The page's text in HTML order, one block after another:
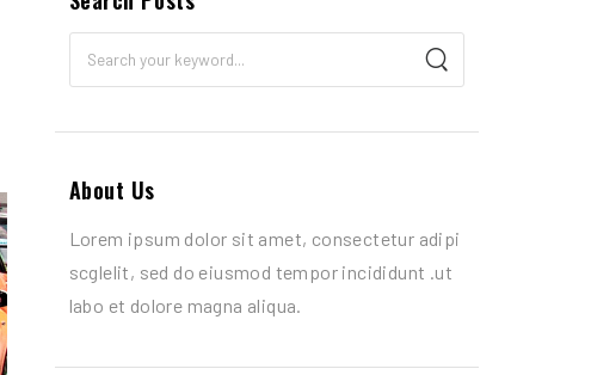
About Us
Lorem ipsum dolor sit amet, consectetur adipi
scglelit, sed do eiusmod tempor incididunt .ut
labo et dolore magna aliqua.